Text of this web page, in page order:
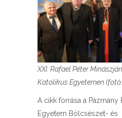
XXI. Rafael Péter
Katolikus Egyetemen
A cikk forrása a Pázmány
Egyetem Bölcsészet- és